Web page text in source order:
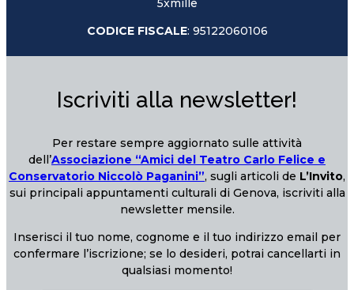
5xmille
CODICE FISCALE: 95122060106
Iscriviti alla newsletter!
Per restare sempre aggiornato sulle attività
dell’Associazione “Amici del Teatro Carlo Felice e
Conservatorio Niccolò Paganini”, sugli articoli de L’Invito,
sui principali appuntamenti culturali di Genova, iscriviti alla
newsletter mensile.
Inserisci il tuo nome, cognome e il tuo indirizzo email per
confermare l’iscrizione; se lo desideri, potrai cancellarti in
qualsiasi momento!